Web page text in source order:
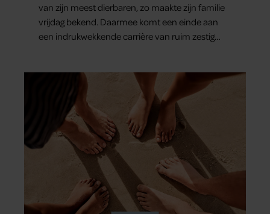
van zijn meest dierbaren, zo maakte zijn familie
vrijdag bekend. Daarmee komt een einde aan
een indrukwekkende carrière van ruim zestig